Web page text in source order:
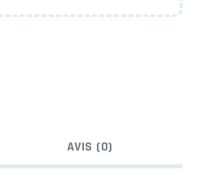
AVIS (0)